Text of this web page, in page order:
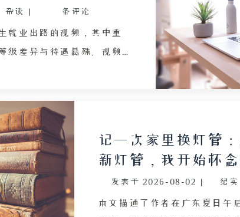
才认清 “Renew” 才是正确
险地避开了这一陷阱。文章以
享了个人运维博客的真实细节
作界面中需谨慎识别功能按钮
后果，体现了技术生活中的经
杂谈 | 条评论
就业出路的视频，其中重
级差异与待遇悬殊。视频
250 分的网友评论引发争
。作者由此联想到自己初
运维技能的经历，虽中考
为自学真本事比盲目考学
思了应试教育之外的成长
坚持学习才是关键，并批
记一次家里换灯管
新灯管，我开始怀
发表于 2026-08-02 | 纪实
本文描述了作者在广东夏日午